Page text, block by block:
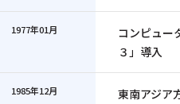
1977年01月
コンピュー
３」導入
1985年12月 東南アジア